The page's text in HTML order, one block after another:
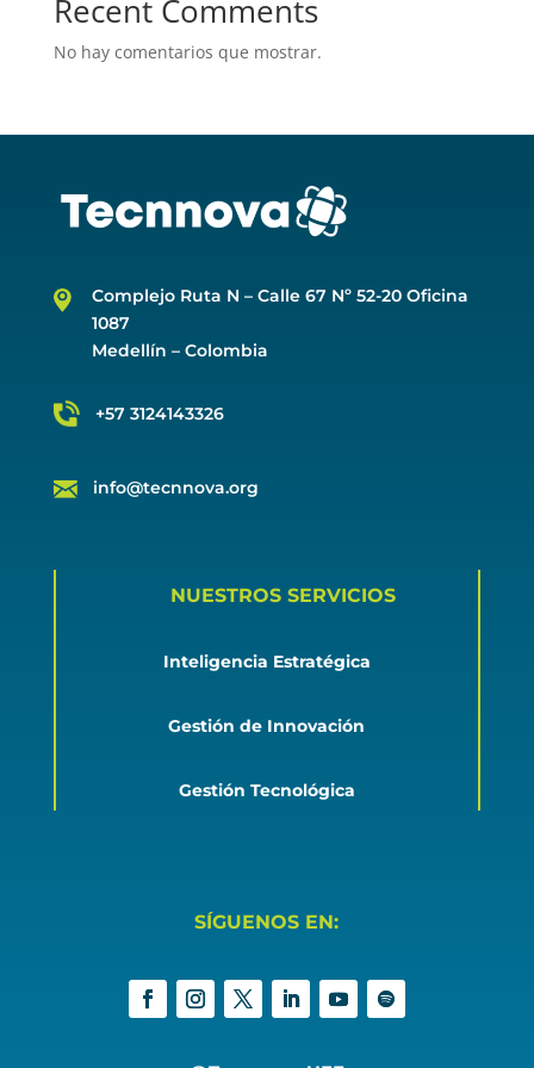
Recent Comments
No hay comentarios que mostrar.
Complejo Ruta N – Calle 67 Nº 52-20 Oficina
1087
Medellín – Colombia
+57 3124143326
info@tecnnova.org
NUESTROS SERVICIOS
Inteligencia Estratégica
Gestión de Innovación
Gestión Tecnológica
SÍGUENOS EN: